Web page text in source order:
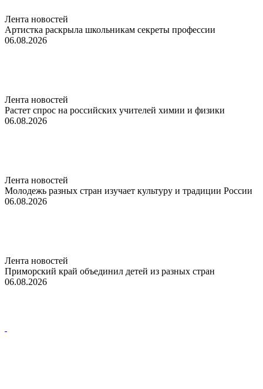
Лента новостей
Артистка раскрыла школьникам секреты профессии
06.08.2026
Лента новостей
Растет спрос на российских учителей химии и физики
06.08.2026
Лента новостей
Молодежь разных стран изучает культуру и традиции России
06.08.2026
Лента новостей
Приморский край объединил детей из разных стран
06.08.2026